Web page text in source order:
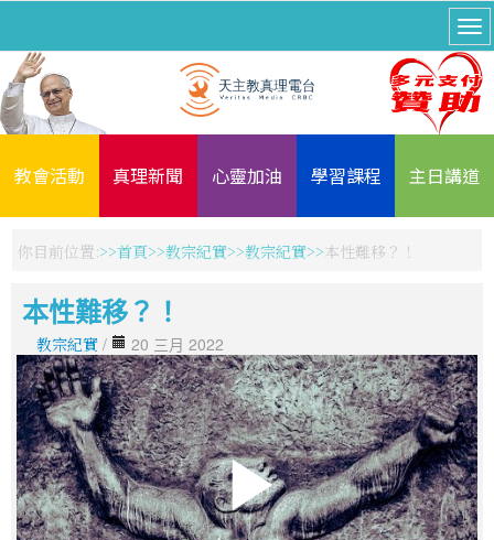
教會活動 真理新聞 心靈加油 學習課程 主日講道
你目前位置: 首頁 教宗紀實 教宗紀實 本性難移？！
本性難移？！
教宗紀實 / 20 三月 2022